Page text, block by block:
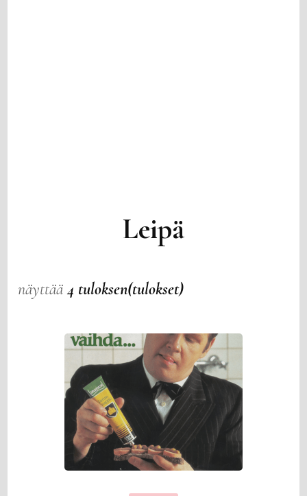
Leipä
näyttää4 tuloksen(tulokset)